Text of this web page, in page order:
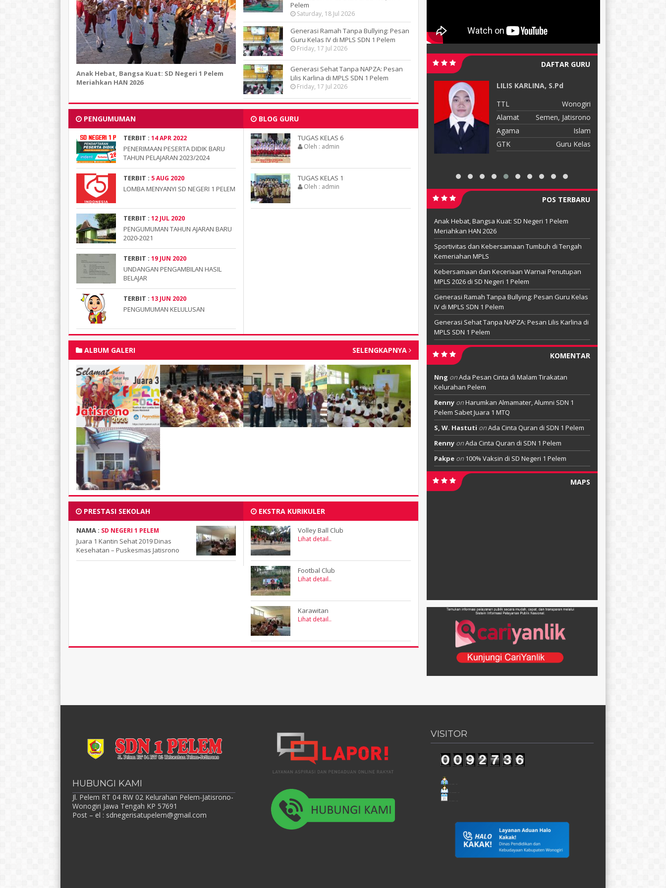
Anak Hebat, Bangsa Kuat: SD Negeri 1 Pelem
Meriahkan HAN 2026
Pelem
Saturday, 18 Jul 2026
Generasi Ramah Tanpa Bullying: Pesan
Guru Kelas IV di MPLS SDN 1 Pelem
Friday, 17 Jul 2026
Generasi Sehat Tanpa NAPZA: Pesan
Lilis Karlina di MPLS SDN 1 Pelem
Friday, 17 Jul 2026
PENGUMUMAN
TERBIT : 14 APR 2022
PENERIMAAN PESERTA DIDIK BARU
TAHUN PELAJARAN 2023/2024
TERBIT : 5 AUG 2020
LOMBA MENYANYI SD NEGERI 1 PELEM
TERBIT : 12 JUL 2020
PENGUMUMAN TAHUN AJARAN BARU
2020-2021
TERBIT : 19 JUN 2020
UNDANGAN PENGAMBILAN HASIL
BELAJAR
TERBIT : 13 JUN 2020
PENGUMUMAN KELULUSAN
BLOG GURU
TUGAS KELAS 6
Oleh : admin
TUGAS KELAS 1
Oleh : admin
ALBUM GALERI SELENGKAPNYA
PRESTASI SEKOLAH
NAMA : SD NEGERI 1 PELEM
Juara 1 Kantin Sehat 2019 Dinas
Kesehatan – Puskesmas Jatisrono
EKSTRA KURIKULER
Volley Ball Club
Lihat detail..
Footbal Club
Lihat detail..
Karawitan
Lihat detail..
DAFTAR GURU
Parinem, S.Pd.AUD
Wonogiri, 1967
Pelem, Jatisrono
Islam
Guru Kelas
JOKO SUSILO, S.Pd
TTL
Wonogiri, 14/05
Pelem, Jatisrono
Agama
Islam
Guru Kelas
TTL
Wonogiri
Semen, Jatisrono
Agama
Islam
ARI RAHAYANI, S.Pd
Banyumas, 02/01
Alamat
Bulusari, Slogohimo
Guru Kelas
POS TERBARU
Anak Hebat, Bangsa Kuat: SD Negeri 1 Pelem
Meriahkan HAN 2026
Sportivitas dan Kebersamaan Tumbuh di Tengah
Kemeriahan MPLS
Kebersamaan dan Keceriaan Warnai Penutupan
MPLS 2026 di SD Negeri 1 Pelem
Generasi Ramah Tanpa Bullying: Pesan Guru Kelas
IV di MPLS SDN 1 Pelem
Generasi Sehat Tanpa NAPZA: Pesan Lilis Karlina di
MPLS SDN 1 Pelem
KOMENTAR
Nng onAda Pesan Cinta di Malam Tirakatan
Kelurahan Pelem
RennyonHarumkan Almamater, Alumni SDN 1
Pelem Sabet Juara 1 MTQ
S, W. Hastuti onAda Cinta Quran di SDN 1 Pelem
RennyonAda Cinta Quran di SDN 1 Pelem
Pakpeon 100% Vaksin di SD Negeri 1 Pelem
MAPS
HUBUNGI KAMI
Jl. Pelem RT 04 RW 02 Kelurahan Pelem-Jatisrono-
Wonogiri Jawa Tengah KP 57691
Post – el : sdnegerisatupelem@gmail.com
VISITOR